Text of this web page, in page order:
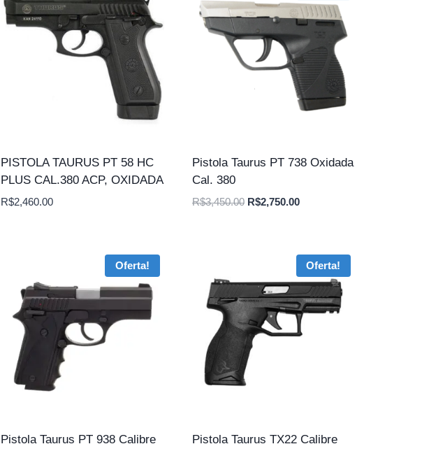
PISTOLA TAURUS PT 58 HC
PLUS CAL.380 ACP, OXIDADA
R$2,460.00
Pistola Taurus PT 738 Oxidada
Cal. 380
R$3,450.00 O
R$2,750.00O
R$2,750.00.
Oferta!
Pistola Taurus PT 938 Calibre
Oferta!
Pistola Taurus TX22 Calibre